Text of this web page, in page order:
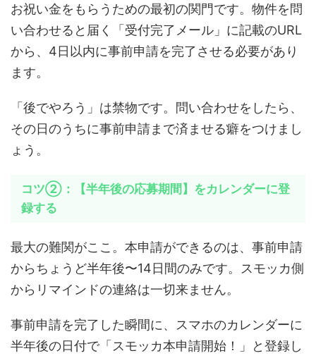
お祝い金をもらうための最初の関門です。物件を問
い合わせると届く「受付完了メール」に記載のURL
から、4日以内に事前申請を完了させる必要があり
ます。
「後でやろう」は禁物です。問い合わせをしたら、
その日のうちに事前申請まで済ませる癖をつけまし
ょう。
コツ②：【半年後の応募期間】をカレンダーに登
録する
最大の難関がここ。本申請ができるのは、事前申請
からちょうど半年後〜14日間のみです。スモッカ側
からリマインドの連絡は一切来ません。
事前申請を完了した瞬間に、スマホのカレンダーに
半年後の日付で「スモッカ本申請開始！」と登録し